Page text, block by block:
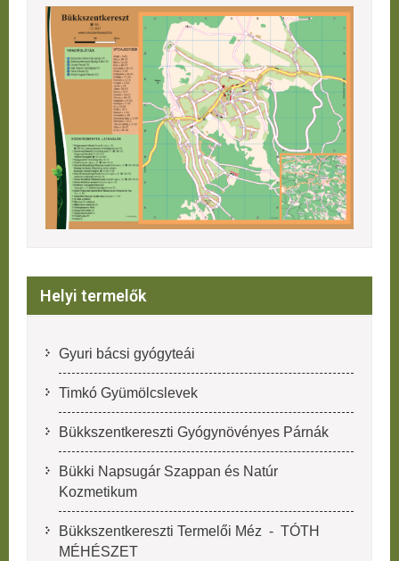
Helyi termelők
Gyuri bácsi gyógyteái
Timkó Gyümölcslevek
Bükkszentkereszti Gyógynövényes Párnák
Bükki Napsugár Szappan és Natúr
Kozmetikum
Bükkszentkereszti Termelői Méz - TÓTH
MÉHÉSZET